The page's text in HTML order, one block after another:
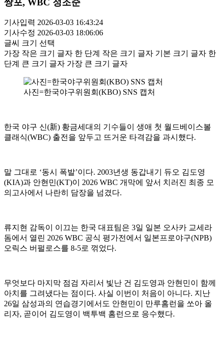
기사입력 2026-03-03 16:43:24
기사수정 2026-03-03 18:06:06
글씨 크기 선택
가장 작은 크기 글자 한 단계 작은 크기 글자 기본 크기 글자 한
단계 큰 크기 글자 가장 큰 크기 글자
사진=한국야구위원회(KBO) SNS 캡처
한국 야구 신(新) 황금세대의 기수들이 생애 첫 월드베이스볼
클래식(WBC) 출전을 앞두고 뜨거운 타격감을 과시했다.
말 그대로 ‘동시 폭발’이다. 2003년생 동갑내기 듀오 김도영
(KIA)과 안현민(KT)이 2026 WBC 개막에 앞서 치러진 최종 모
의고사에서 나란히 담장을 넘겼다.
류지현 감독이 이끄는 한국 대표팀은 3일 일본 오사카 교세라
돔에서 열린 2026 WBC 공식 평가전에서 일본프로야구(NPB)
오릭스 버펄로스를 8-5로 꺾었다.
무엇보다 마지막 점검 자리서 빛난 건 김도영과 안현민이 함께
아치를 그려냈다는 점이다. 사실 이번이 처음이 아니다. 지난
26일 삼성과의 연습경기에서도 안현민이 만루홈런을 쏘아 올
리자, 곧이어 김도영이 백투백 홈런으로 응수했다.